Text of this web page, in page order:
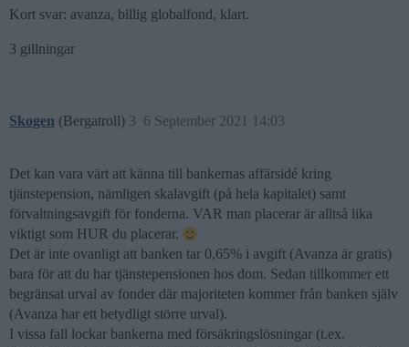
Kort svar: avanza, billig globalfond, klart.
3 gillningar
Skogen (Bergatroll) 6 September 2021 14:03
3
Det kan vara värt att känna till bankernas affärsidé kring
tjänstepension, nämligen skalavgift (på hela kapitalet) samt
förvaltningsavgift för fonderna. VAR man placerar är alltså lika
viktigt som HUR du placerar.
Det är inte ovanligt att banken tar 0,65% i avgift (Avanza är gratis)
bara för att du har tjänstepensionen hos dom. Sedan tillkommer ett
begränsat urval av fonder där majoriteten kommer från banken själv
(Avanza har ett betydligt större urval).
I vissa fall lockar bankerna med försäkringslösningar (t.ex.